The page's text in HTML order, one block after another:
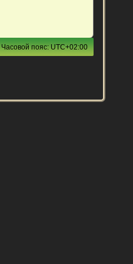
Часовой пояс:UTC+02:00